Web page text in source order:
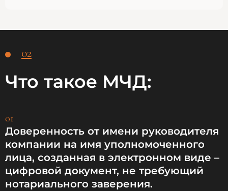
02
Что такое МЧД:
01
Доверенность от имени руководителя
компании на имя уполномоченного
лица, созданная в электронном виде –
цифровой документ, не требующий
нотариального заверения.